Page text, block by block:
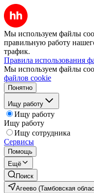
Мы используем файлы
правильную работу
трафик.
Правила использования
Мы используем файлы
файлов cookie
Понятно
Ищу работу
Ищу работу
Ищу работу
Ищу сотрудника
Сервисы
Помощь
Ещё
Поиск
Агеево (Тамбовская